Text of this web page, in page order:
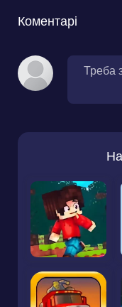
Коментарі
Треба